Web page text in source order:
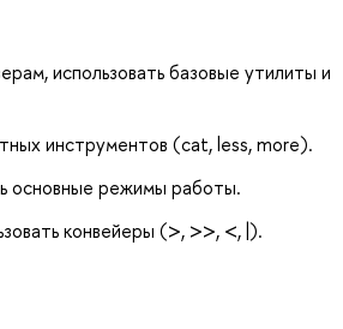
использовать базовые утилиты и
инструментов (cat, less, more).
основные режимы работы.
конвейеры (>, >>, <, |).